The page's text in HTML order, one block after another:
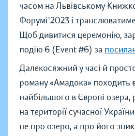
часом на Львівському
Форумі'2023 і
Щоб дивитися церемонію,
подію 6 (Event #6) за
Далекосяжний у часі й
роману «Амадока» походить
найбільшого в Європі
на території сучасної
не про озеро, а про його